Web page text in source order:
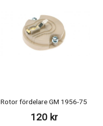
Rotor fördelare GM 1956-75
120 kr